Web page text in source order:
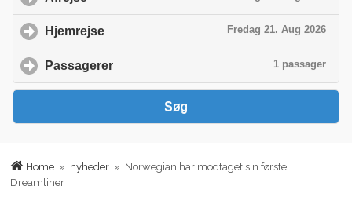
Home » nyheder » Norwegian har modtaget sin første
Dreamliner